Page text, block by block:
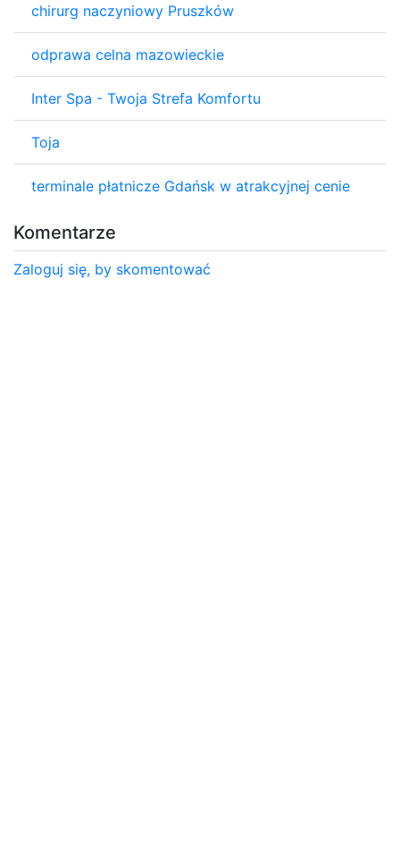
chirurg naczyniowy Pruszków
odprawa celna mazowieckie
Inter Spa - Twoja Strefa Komfortu
Toja
terminale płatnicze Gdańsk w atrakcyjnej cenie
Komentarze
Zaloguj się, by skomentować